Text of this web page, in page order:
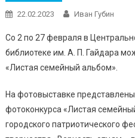
22.02.2023 Иван Губин
Со 2 по 27 февраля в
библиотеке им. А. П. Гайдара
«Листая семейный альбом».
На фотовыставке
фотоконкурса «Листая
городского патриотического